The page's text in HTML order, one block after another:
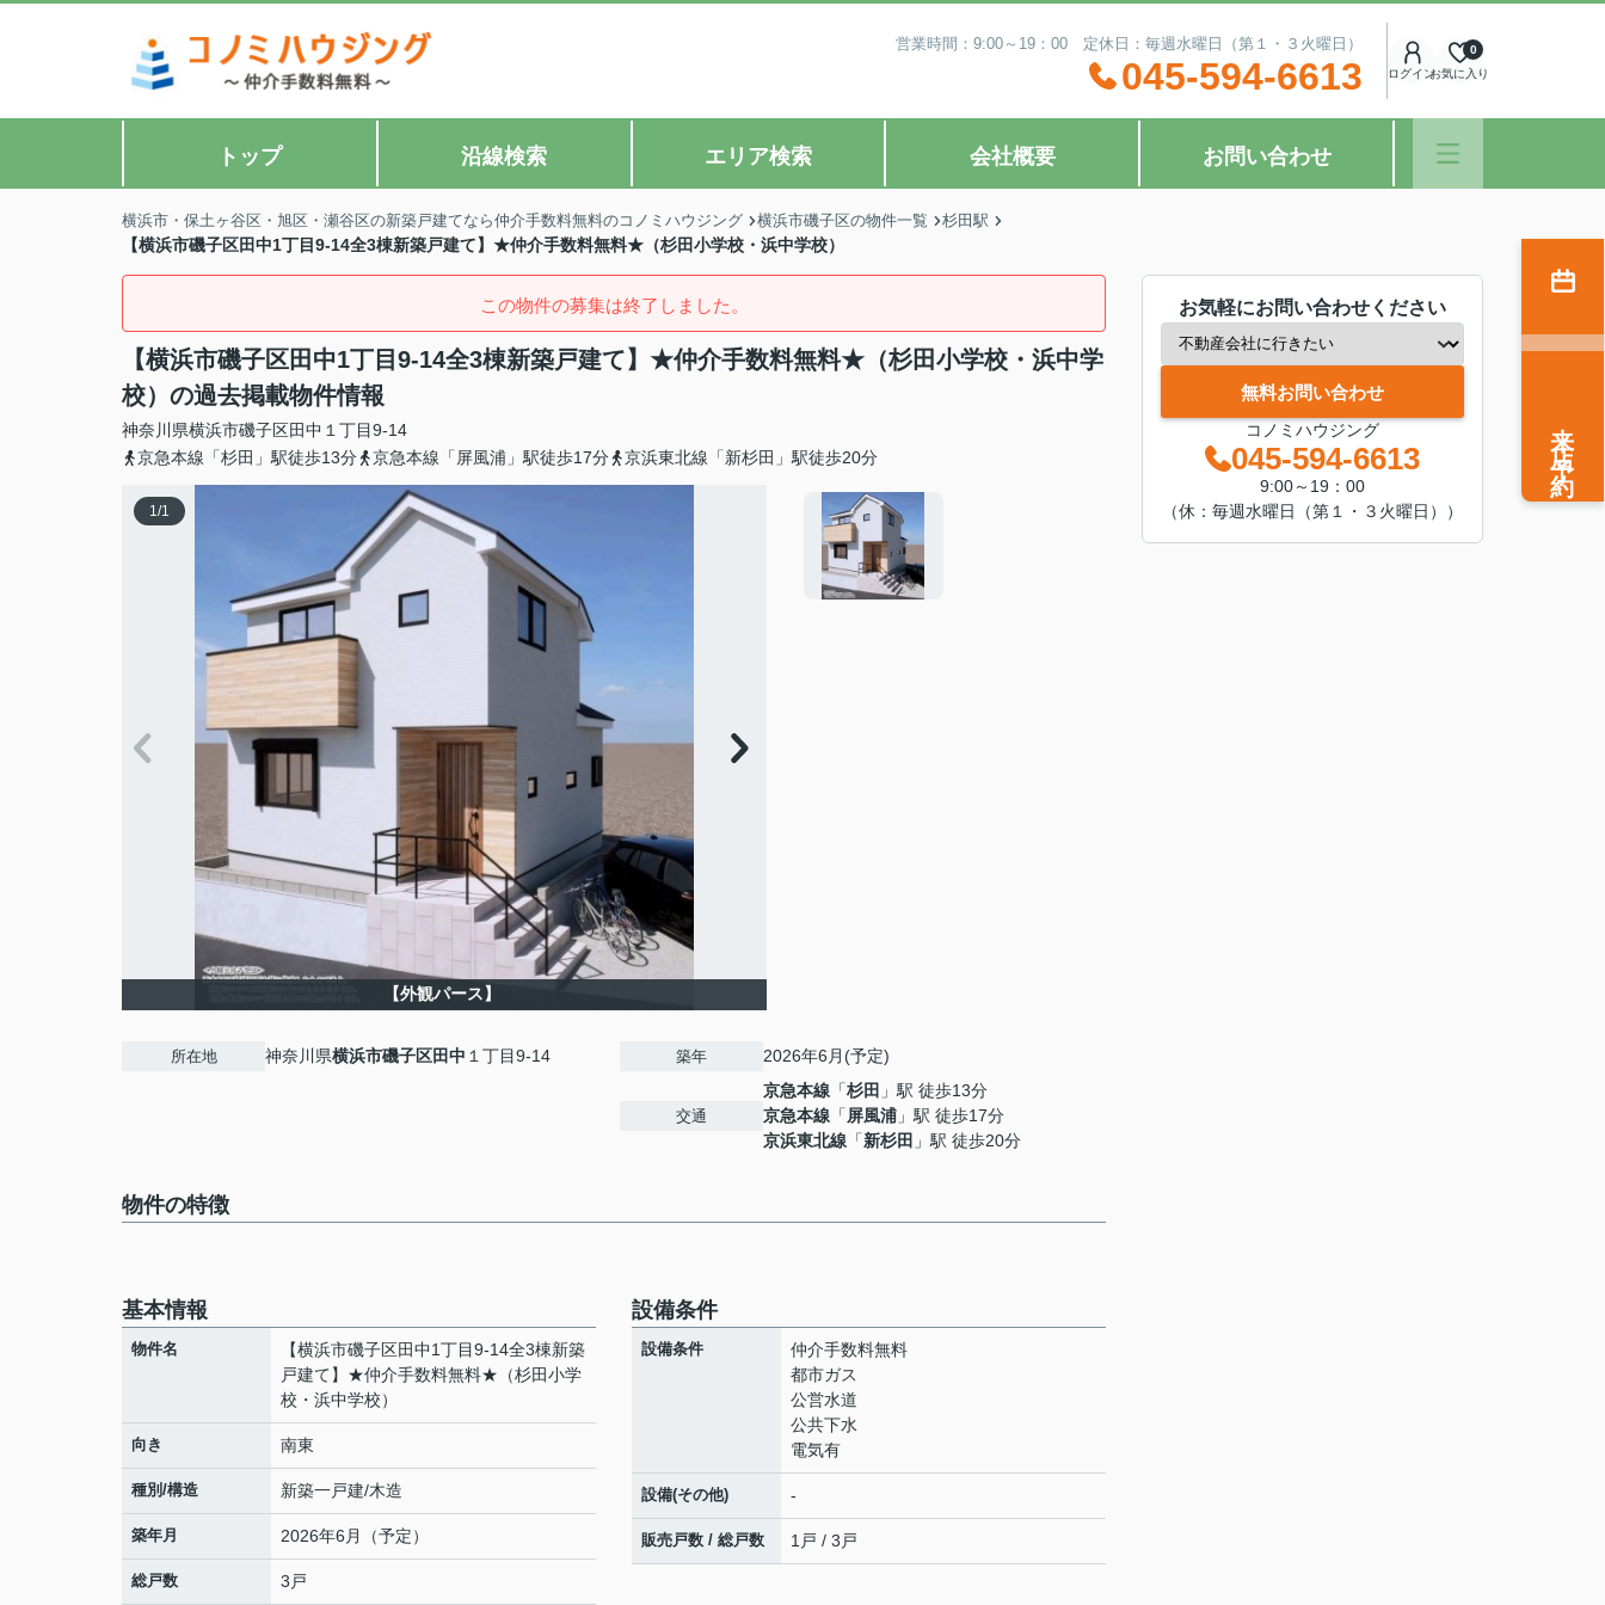
営業時間：9:00～19：00 定休日：毎週水曜日（第１・３火曜日）
045-594-6613 ログインお気に入り
0
トップ 沿線検索 エリア検索 会社概要 お問い合わせ
横浜市・保土ヶ谷区・旭区・瀬谷区の新築戸建てなら仲介手数料無料のコノミハウジング 横浜市磯子区の物件一覧 杉田駅
【横浜市磯子区田中1丁目9-14全3棟新築戸建て】★仲介手数料無料★（杉田小学校・浜中学校）
この物件の募集は終了しました。
【横浜市磯子区田中1丁目9-14全3棟新築戸建て】★仲介手数料無料★（杉田小学校・浜中学
校）の過去掲載物件情報
神奈川県横浜市磯子区田中 １丁目9-14
京急本線「杉田」駅徒歩13分
京急本線「屏風浦」駅徒歩17分 京浜東北線「新杉田」駅徒歩20分
1/1
【外観パース】
所在地 神奈川県横浜市磯子区田中 １丁目9-14 築年 2026年6月(予定)
交通
京急本線 「杉田 」駅 徒歩13分
京急本線 「 屏風浦 」駅 徒歩17分
京浜東北線 「新杉田 」駅 徒歩20分
物件の特徴
基本情報
物件名
【横浜市磯子区田中1丁目9-14全3棟新築
戸建て】★仲介手数料無料★（杉田小学
校・浜中学校）
向き 南東
種別/構造 新築一戸建/木造
築年月 2026年6月（予定）
総戸数 3戸
設備条件
設備条件
仲介手数料無料
都市ガス
公営水道
公共下水
電気有
設備(その他) -
販売戸数 / 総戸数 1戸 / 3戸
お気軽にお問い合わせください
無料お問い合わせ
コノミハウジング
045-594-6613
9:00～19：00
（休：毎週水曜日（第１・３火曜日））
来店予約